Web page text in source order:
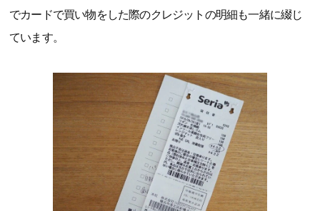
でカードで買い物をした際のクレジットの明細も一緒に綴じ
ています。